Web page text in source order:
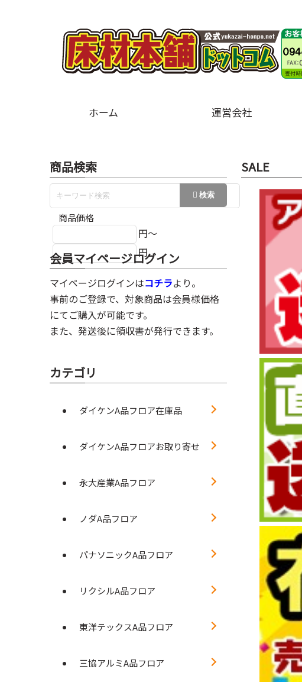
ホーム 運営会社
SALE
商品検索
商品価格
円～
円
会員マイページログイン
マイページログインはコチラより。
事前のご登録で、対象商品は会員様価格
にてご購入が可能です。
また、発送後に領収書が発行できます。
カテゴリ
ダイケンA品フロア在庫品
ダイケンA品フロアお取り寄せ
永大産業A品フロア
ノダA品フロア
パナソニックA品フロア
リクシルA品フロア
東洋テックスA品フロア
三協アルミA品フロア